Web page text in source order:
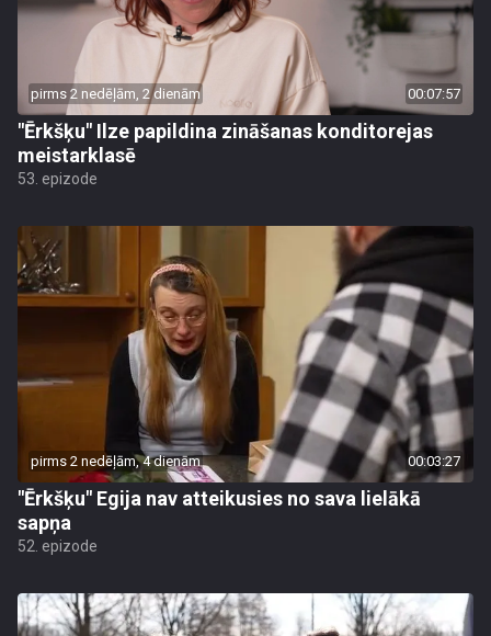
pirms 2 nedēļām, 2 dienām 00:07:57
"Ērkšķu" Ilze papildina zināšanas konditorejas
meistarklasē
53. epizode
pirms 2 nedēļām, 4 dienām 00:03:27
"Ērkšķu" Egija nav atteikusies no sava lielākā
sapņa
52. epizode